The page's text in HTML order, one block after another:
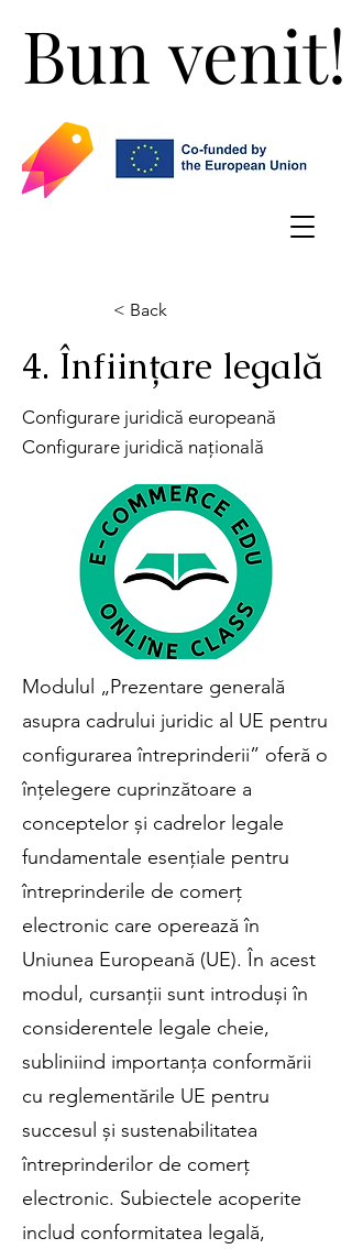
Bun venit!
Bun venit!
< Back
4. Înființare legală
Configurare juridică europeană
Configurare juridică națională
Modulul „Prezentare generală
asupra cadrului juridic al UE pentru
configurarea întreprinderii” oferă o
înțelegere cuprinzătoare a
conceptelor și cadrelor legale
fundamentale esențiale pentru
întreprinderile de comerț
electronic care operează în
Uniunea Europeană (UE). În acest
modul, cursanții sunt introduși în
considerentele legale cheie,
subliniind importanța conformării
cu reglementările UE pentru
succesul și sustenabilitatea
întreprinderilor de comerț
electronic. Subiectele acoperite
includ conformitatea legală,